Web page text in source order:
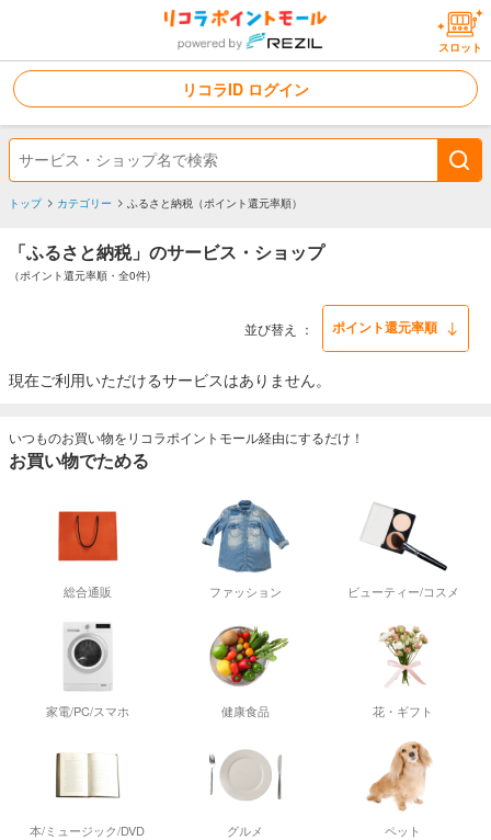
スロット
リコラID ログイン
トップ カテゴリー ふるさと納税（ポイント還元率順）
「ふるさと納税」のサービス・ショップ
（ポイント還元率順・全0件)
並び替え
現在ご利用いただけるサービスはありません。
いつものお買い物をリコラポイントモール経由にするだけ！
お買い物でためる
総合通販 ファッション ビューティー/コスメ
家電/PC/スマホ 健康食品 花・ギフト
本/ミュージック/DVD グルメ ペット